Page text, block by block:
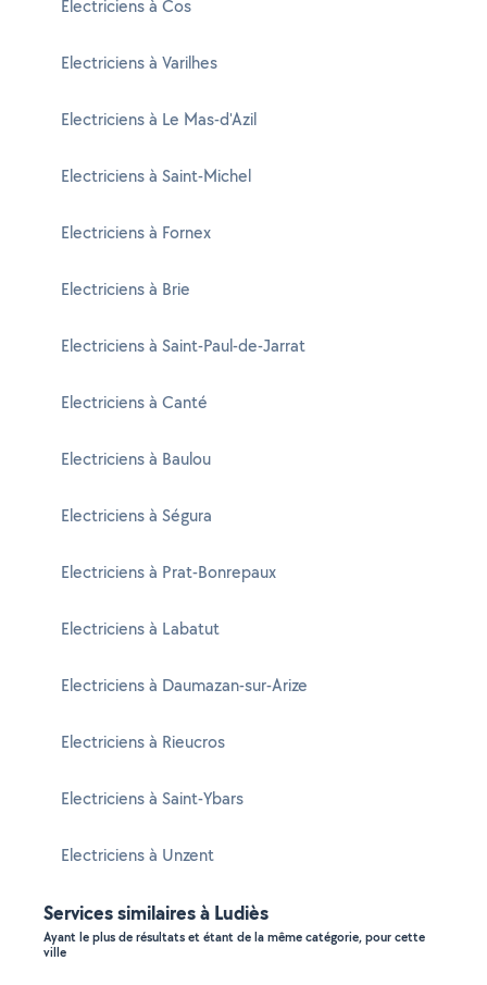
Electriciens à Cos
Electriciens à Varilhes
Electriciens à Le Mas-d'Azil
Electriciens à Saint-Michel
Electriciens à Fornex
Electriciens à Brie
Electriciens à Saint-Paul-de-Jarrat
Electriciens à Canté
Electriciens à Baulou
Electriciens à Ségura
Electriciens à Prat-Bonrepaux
Electriciens à Labatut
Electriciens à Daumazan-sur-Arize
Electriciens à Rieucros
Electriciens à Saint-Ybars
Electriciens à Unzent
Services similaires à Ludiès
Ayant le plus de résultats et étant de la même catégorie, pour cette
ville